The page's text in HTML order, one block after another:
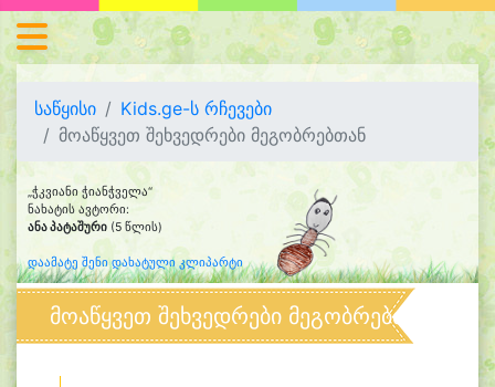
საწყისი
Kids.ge-ს რჩევები
მოაწყვეთ შეხვედრები მეგობრებთან
„ჭკვიანი ჭიანჭველა“
ნახატის ავტორი:
ანა პატაშური (5 წლის)
დაამატე შენი დახატული კლიპარტი
მოაწყვეთ შეხვედრები მეგობრებთან